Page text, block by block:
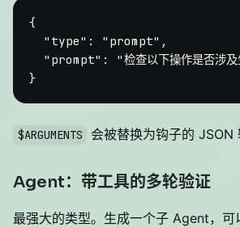
{
"type" : "prompt" ,
"prompt" :
"检查以下操作是否
}
$ARGUMENTS 会被替换为钩子的 JSON
Agent：带工具的多轮验证
最强大的类型。生成一个子 Agent，